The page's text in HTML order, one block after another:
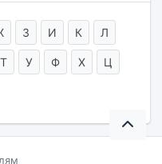
З И К Л
Т У Ф Х Ц